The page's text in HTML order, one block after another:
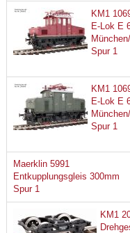
KM1
E-Lok E
Spur 1
KM1
E-Lok E
Spur 1
Maerklin 5991
Entkupplungsgleis 300mm
Spur 1
KM1